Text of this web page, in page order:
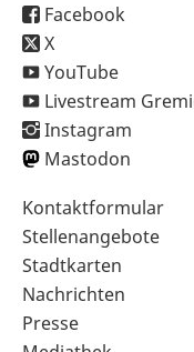
Facebook
X
YouTube
Livestream
Instagram
Mastodon
Sekundärnavigation
im
Fußbereich
Kontaktformular
Stellenangebote
Stadtkarten
Nachrichten
Presse